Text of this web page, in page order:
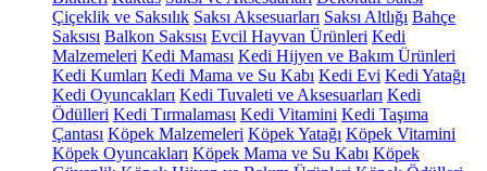
Çiçeklik ve Saksılık Saksı Aksesuarları Saksı Altlığı Bahçe
Saksısı Balkon Saksısı Evcil Hayvan Ürünleri Kedi
Malzemeleri Kedi Maması Kedi Hijyen ve Bakım Ürünleri
Kedi Kumları Kedi Mama ve Su Kabı Kedi Evi Kedi Yatağı
Kedi Oyuncakları Kedi Tuvaleti ve Aksesuarları Kedi
Ödülleri Kedi Tırmalaması Kedi Vitamini Kedi Taşıma
Çantası Köpek Malzemeleri Köpek Yatağı Köpek Vitamini
Köpek Oyuncakları Köpek Mama ve Su Kabı Köpek